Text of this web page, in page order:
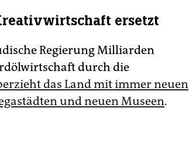
ersetzt
Regierung Milliarden
durch die
das Land mit immer neuen
und neuen Museen.